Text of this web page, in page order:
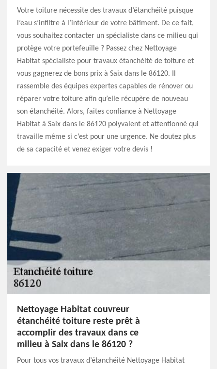
Votre toiture nécessite des travaux d’étanchéité puisque
l’eau s’infiltre à l’intérieur de votre bâtiment. De ce fait,
vous souhaitez contacter un spécialiste dans ce milieu qui
protège votre portefeuille ? Passez chez Nettoyage
Habitat spécialiste pour travaux étanchéité de toiture et
vous gagnerez de bons prix à Saix dans le 86120. Il
rassemble des équipes expertes capables de rénover ou
réparer votre toiture afin qu’elle récupère de nouveau
son étanchéité. Alors, faites confiance à Nettoyage
Habitat à Saix dans le 86120 polyvalent et attentionné qui
travaille même si c’est pour une urgence. Ne doutez plus
de sa capacité et venez exiger votre devis !
Nettoyage Habitat couvreur
étanchéité toiture reste prêt à
accomplir des travaux dans ce
milieu à Saix dans le 86120 ?
Pour tous vos travaux d’étanchéité Nettoyage Habitat